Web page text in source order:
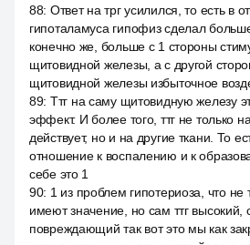
88: Ответ на трг усилился, то есть в
гипоталамуса гипофиз сделал больше
конечно же, больше с 1 стороны
щитовидной железы, а с другой
щитовидной железы избыточное
89: Ттг на саму щитовидную железу
эффект. И более того, ттг не только
действует, но и на другие ткани. То
отношение к воспалению и к
себе это 1
90: 1 из проблем гипотериоза, что не
имеют значение, но сам ттг высокий,
повреждающий так вот это мы как